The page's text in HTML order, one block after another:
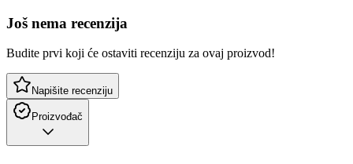
Još nema recenzija
Budite prvi koji će ostaviti recenziju za ovaj proizvod!
Napišite recenziju
Proizvođač